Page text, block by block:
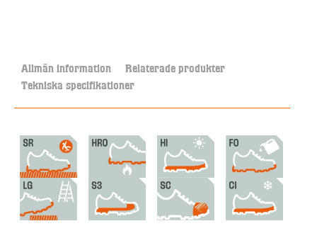
Allmän information Relaterade produkter
Tekniska specifikationer